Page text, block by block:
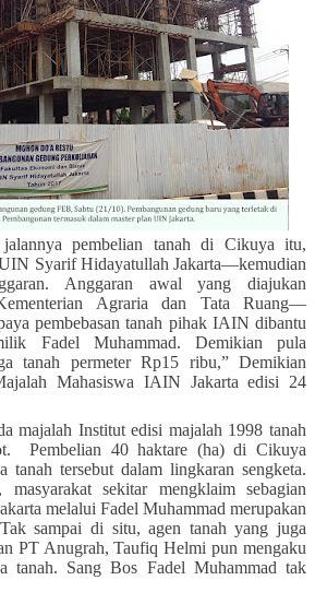
jalannya pembelian tanah di Cikuya itu,
Syarif Hidayatullah Jakarta—kemudian
Anggaran awal yang diajukan
Agraria dan Tata Ruang—
pembebasan tanah pihak IAIN dibantu
Fadel Muhammad. Demikian pula
tanah permeter Rp15 ribu,” Demikian
Mahasiswa IAIN Jakarta edisi 24
majalah Institut edisi majalah 1998 tanah
Pembelian 40 haktare (ha) di Cikuya
tanah tersebut dalam lingkaran sengketa.
masyarakat sekitar mengklaim sebagian
melalui Fadel Muhammad merupakan
sampai di situ, agen tanah yang juga
PT Anugrah, Taufiq Helmi pun mengaku
tanah. Sang Bos Fadel Muhammad tak